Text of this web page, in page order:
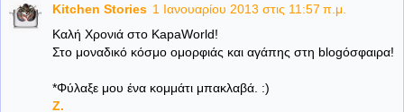
Kitchen Stories 1 Ιανουαρίου 2013 στις 11:57 π.μ.
Καλή Χρονιά στο KapaWorld!
Στο μοναδικό κόσμο ομορφιάς και αγάπης στη blogόσφαιρα!
*Φύλαξε μου ένα κομμάτι μπακλαβά. :)
Z.